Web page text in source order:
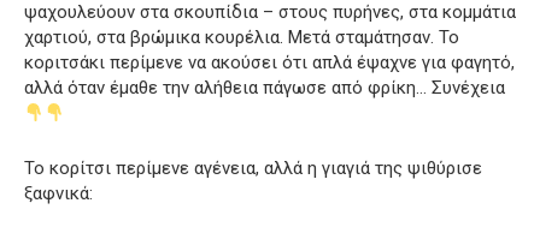
ψαχουλεύουν στα σκουπίδια – στους πυρήνες, στα κομμάτια
χαρτιού, στα βρώμικα κουρέλια. Μετά σταμάτησαν. Το
κοριτσάκι περίμενε να ακούσει ότι απλά έψαχνε για φαγητό,
αλλά όταν έμαθε την αλήθεια πάγωσε από φρίκη… Συνέχεια
Το κορίτσι περίμενε αγένεια, αλλά η γιαγιά της ψιθύρισε
ξαφνικά: